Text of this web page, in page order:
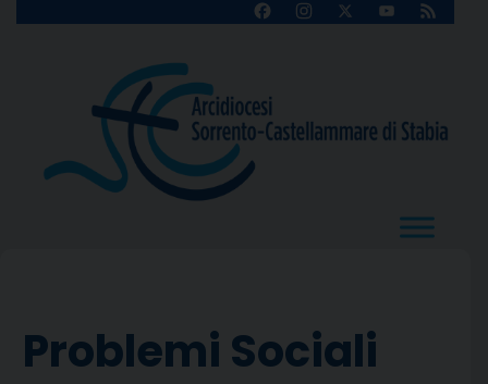
FacebookInstagram
X
YouTube
Feed
Problemi Sociali